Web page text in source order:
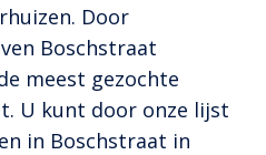
Door
Boschstraat
meest gezochte
U kunt door onze lijst
in Boschstraat in